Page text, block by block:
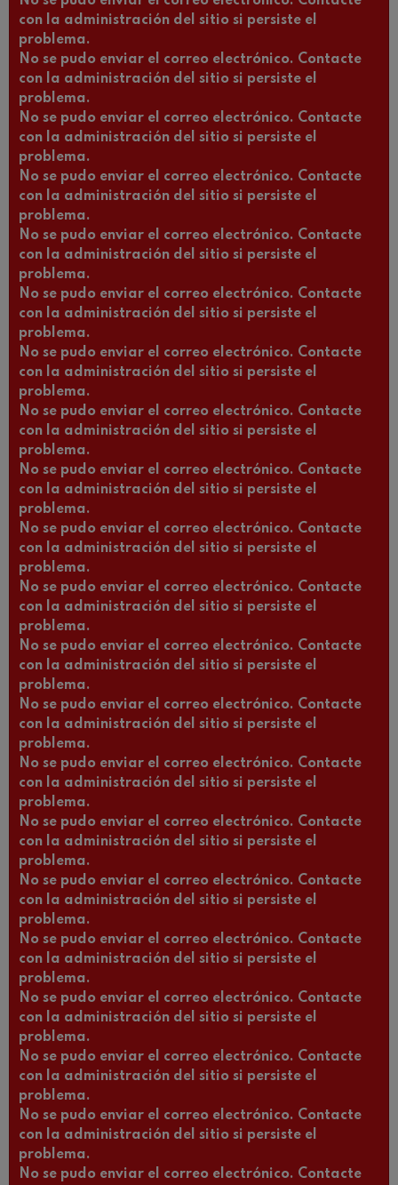
con la administración del sitio si persiste el
problema.
No se pudo enviar el correo electrónico. Contacte
con la administración del sitio si persiste el
problema.
No se pudo enviar el correo electrónico. Contacte
con la administración del sitio si persiste el
problema.
No se pudo enviar el correo electrónico. Contacte
con la administración del sitio si persiste el
problema.
No se pudo enviar el correo electrónico. Contacte
con la administración del sitio si persiste el
problema.
No se pudo enviar el correo electrónico. Contacte
con la administración del sitio si persiste el
problema.
No se pudo enviar el correo electrónico. Contacte
con la administración del sitio si persiste el
problema.
No se pudo enviar el correo electrónico. Contacte
con la administración del sitio si persiste el
problema.
No se pudo enviar el correo electrónico. Contacte
con la administración del sitio si persiste el
problema.
No se pudo enviar el correo electrónico. Contacte
con la administración del sitio si persiste el
problema.
No se pudo enviar el correo electrónico. Contacte
con la administración del sitio si persiste el
problema.
No se pudo enviar el correo electrónico. Contacte
con la administración del sitio si persiste el
problema.
No se pudo enviar el correo electrónico. Contacte
con la administración del sitio si persiste el
problema.
No se pudo enviar el correo electrónico. Contacte
con la administración del sitio si persiste el
problema.
No se pudo enviar el correo electrónico. Contacte
con la administración del sitio si persiste el
problema.
No se pudo enviar el correo electrónico. Contacte
con la administración del sitio si persiste el
problema.
No se pudo enviar el correo electrónico. Contacte
con la administración del sitio si persiste el
problema.
No se pudo enviar el correo electrónico. Contacte
con la administración del sitio si persiste el
problema.
No se pudo enviar el correo electrónico. Contacte
con la administración del sitio si persiste el
problema.
No se pudo enviar el correo electrónico. Contacte
con la administración del sitio si persiste el
problema.
No se pudo enviar el correo electrónico. Contacte